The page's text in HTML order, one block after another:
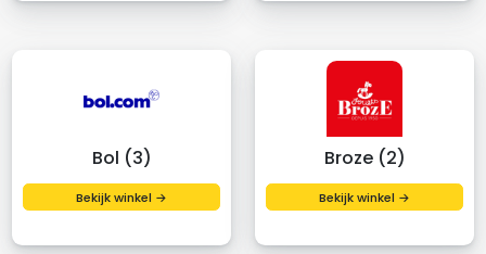
Bol (3)
Bekijk winkel →
Broze (2)
Bekijk winkel →